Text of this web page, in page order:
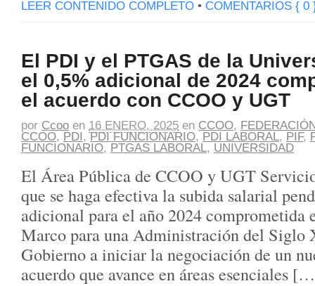
LEER CONTENIDO COMPLETO • COMENTARIOS { 0
El PDI y el PTGAS de la
el 0,5% adicional de 2024
el acuerdo con CCOO y UGT
por Ccoo en 16 ENERO, 2025 en CCOO,
CCOO, PDI ,PDI FUNCIONARIO, PDI LABORAL, PIF,
FUNCIONARIO, PTGAS LABORAL, UNIVERSIDAD
El Área Pública de CCOO y UGT
que se haga efectiva la subida salarial
adicional para el año 2024 comprometida
Marco para una Administración del Siglo
Gobierno a iniciar la negociación de un
acuerdo que avance en áreas esenciales